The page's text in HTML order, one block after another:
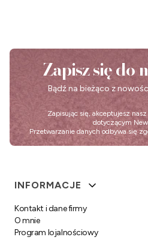
Zapisz się do
Bądź na bieżąco z
Zapisując się, akceptujesz nasz
dotyczącym
Przetwarzanie danych odbywa się
Linki w stopce
INFORMACJE
Kontakt i dane firmy
O mnie
Program lojalnościowy